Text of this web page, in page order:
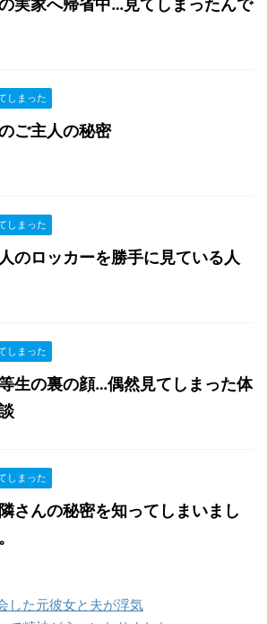
実家へ帰省中…見てしまったんで
しまった
ご主人の秘密
しまった
のロッカーを勝手に見ている人
しまった
生の裏の顔…偶然見てしまった体
しまった
さんの秘密を知ってしまいまし
した元彼女と夫が浮気